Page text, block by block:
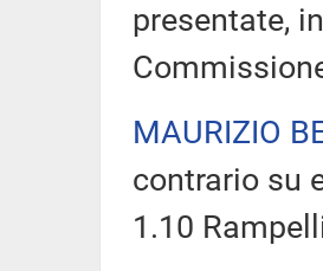
presentate,
MAURIZIO
contrario su
1.10